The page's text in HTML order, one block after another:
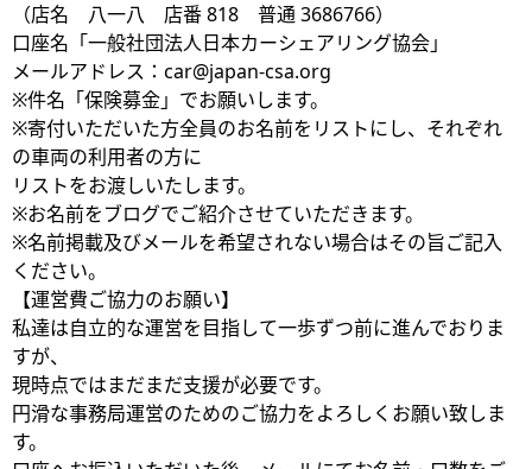
（店名 八一八 店番 818 普通 3686766）
口座名「一般社団法人日本カーシェアリング協会」
メールアドレス：car@japan-csa.org
※件名「保険募金」でお願いします。
※寄付いただいた方全員のお名前をリストにし、それぞれ
の車両の利用者の方に
リストをお渡しいたします。
※お名前をブログでご紹介させていただきます。
※名前掲載及びメールを希望されない場合はその旨ご記入
ください。
【運営費ご協力のお願い】
私達は自立的な運営を目指して一歩ずつ前に進んでおりま
すが、
現時点ではまだまだ支援が必要です。
円滑な事務局運営のためのご協力をよろしくお願い致しま
す。